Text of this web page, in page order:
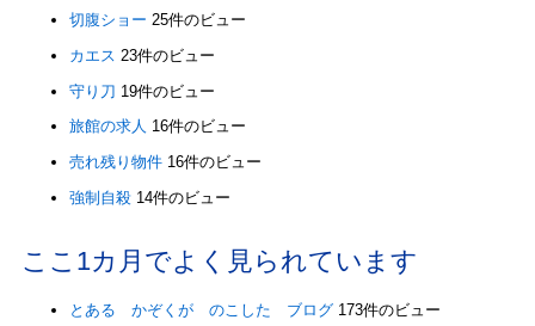
切腹ショー 25件のビュー
カエス 23件のビュー
守り刀 19件のビュー
旅館の求人 16件のビュー
売れ残り物件 16件のビュー
強制自殺 14件のビュー
ここ1カ月でよく見られています
とある かぞくが のこした ブログ 173件のビュー